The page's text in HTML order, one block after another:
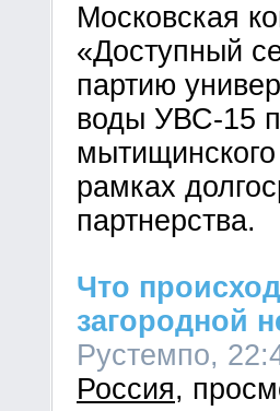
Московская
«Доступный
партию
воды УВС-15
рамках
партнерства.
Что
загородной
Рустемпо,
Россия